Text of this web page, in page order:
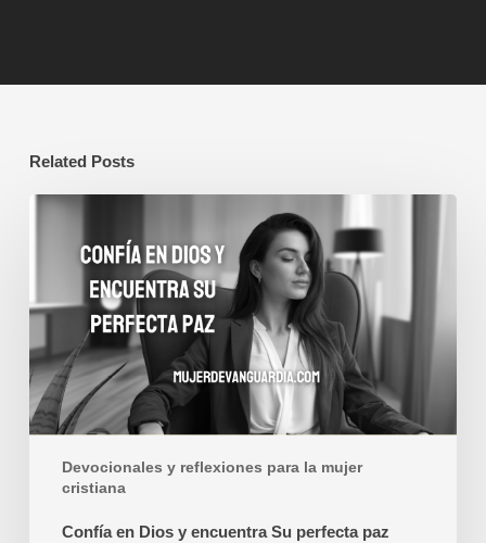
Related Posts
Devocionales y reflexiones para la mujer
cristiana
Confía
y
encuentra
Su
perfecta
paz
Confía en Dios y encuentra Su perfecta paz